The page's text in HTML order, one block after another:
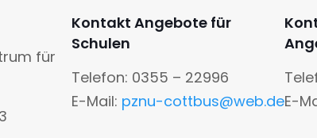
für
Kontakt Angebote für
Schulen
Telefon: 0355 – 22996
E-Mail: pznu-cottbus@web.deE-